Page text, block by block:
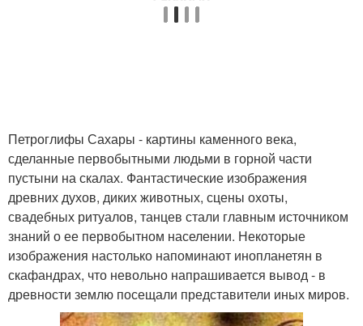
Петроглифы Сахары - картины каменного века,
сделанные первобытными людьми в горной части
пустыни на скалах. Фантастические изображения
древних духов, диких животных, сцены охоты,
свадебных ритуалов, танцев стали главным источником
знаний о ее первобытном населении. Некоторые
изображения настолько напоминают инопланетян в
скафандрах, что невольно напрашивается вывод - в
древности землю посещали представители иных миров.